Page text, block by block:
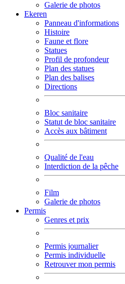
Galerie de photos
Ekeren
Panneau d'informations
Histoire
Faune et flore
Statues
Profil de profondeur
Plan des statues
Plan des balises
Directions
Bloc sanitaire
Statut de bloc sanitaire
Accès aux bâtiment
Qualité de l'eau
Interdiction de la pêche
Film
Galerie de photos
Permis
Genres et prix
Permis journalier
Permis individuelle
Retrouver mon permis